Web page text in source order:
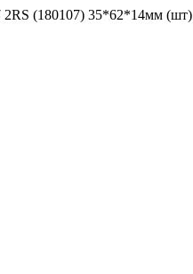
(180107) 35*62*14мм (шт)